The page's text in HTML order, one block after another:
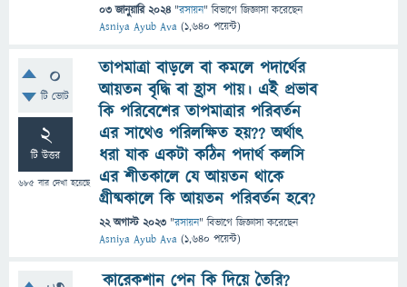
03 জানুয়ারি 2024 "রসায়ন" বিভাগে জিজ্ঞাসাকরেছেন
Asniya Ayub Ava (1,640 পয়েন্ট)
0
টি ভোট
2
টি উত্তর
685 বার দেখা হয়েছে
তাপমাত্রা বাড়লে বা কমলে পদার্থের
আয়তন বৃদ্ধি বা হ্রাস পায়। এই প্রভাব
কি পরিবেশের তাপমাত্রার পরিবর্তন
এর সাথেও পরিলক্ষিত হয়?? অর্থাৎ
ধরা যাক একটা কঠিন পদার্থ কলসি
এর শীতকালে যে আয়তন থাকে
গ্রীষ্মকালে কি আয়তন পরিবর্তন হবে?
22 অগাস্ট 2023 "রসায়ন" বিভাগে জিজ্ঞাসাকরেছেন
Asniya Ayub Ava (1,640 পয়েন্ট)
কারেকশান পেন কি দিয়ে তৈরি?